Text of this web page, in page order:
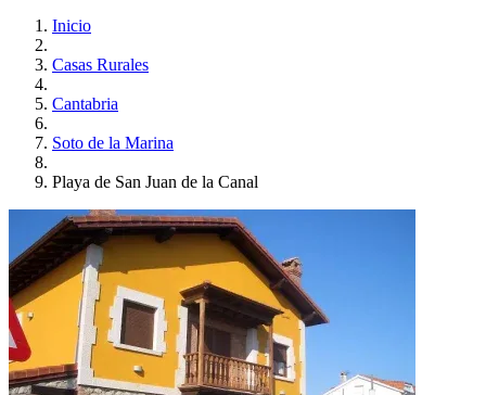
Inicio
Casas Rurales
Cantabria
Soto de la Marina
Playa de San Juan de la Canal